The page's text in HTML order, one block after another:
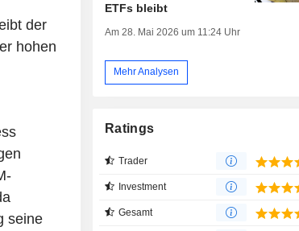
der
hohen
seine
ETFs bleibt
Am 28. Mai 2026 um 11:24 Uhr
Mehr Analysen
Ratings
Trader
Investment
Gesamt